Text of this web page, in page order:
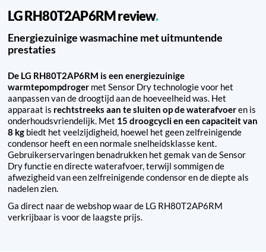
LG RH80T2AP6RM review
Energiezuinige wasmachine met uitmuntende
prestaties
De LG RH80T2AP6RM is een energiezuinige
warmtepompdroger met Sensor Dry technologie voor het
aanpassen van de droogtijd aan de hoeveelheid was. Het
apparaat is rechtstreeks aan te sluiten op de waterafvoeren is
onderhoudsvriendelijk. Met 15 droogcycli en een capaciteit van
8 kg biedt het veelzijdigheid, hoewel het geen zelfreinigende
condensor heeft en een normale snelheidsklasse kent.
Gebruikerservaringen benadrukken het gemak van de Sensor
Dry functie en directe waterafvoer, terwijl sommigen de
afwezigheid van een zelfreinigende condensor en de diepte als
nadelen zien.
Ga direct naar de webshop waar de LG RH80T2AP6RM
verkrijbaar is voor de laagste prijs.